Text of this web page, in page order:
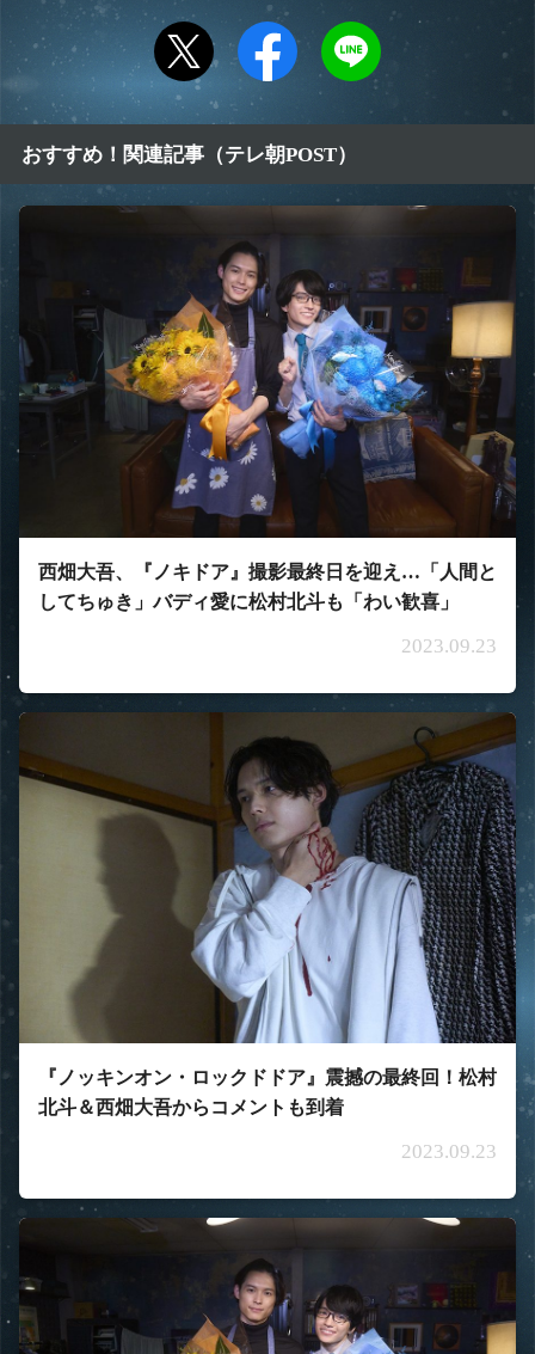
おすすめ！関連記事（テレ朝POST）
西畑大吾、『ノキドア』撮影最終日を迎え…「人間と
してちゅき」バディ愛に松村北斗も「わい歓喜」
2023.09.23
『ノッキンオン・ロックドドア』震撼の最終回！松村
北斗＆西畑大吾からコメントも到着
2023.09.23